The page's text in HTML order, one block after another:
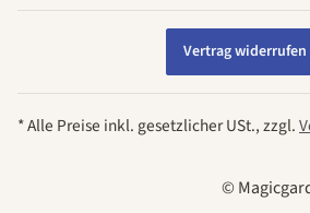
Vertrag widerrufen
* Alle Preise inkl. gesetzlicher USt., zzgl.
©